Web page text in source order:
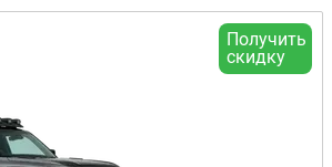
Получить
скидку